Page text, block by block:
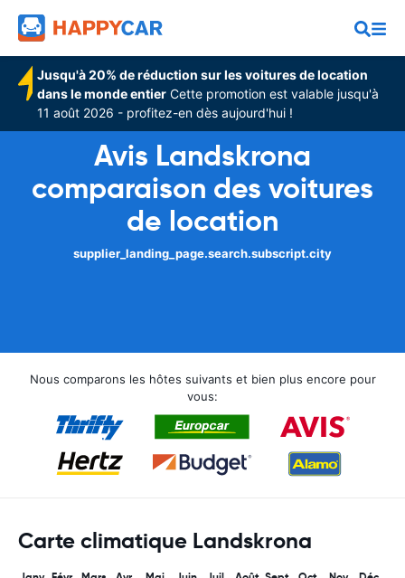
Jusqu'à 20% de réduction sur les voitures de location
dans le monde entier Cette promotion est valable jusqu'à
11 août 2026 - profitez-en dès aujourd'hui !
Avis Landskrona
comparaison des voitures
de location
supplier_landing_page.search.subscript.city
Nous comparons les hôtes suivants et bien plus encore pour
vous:
Carte climatique Landskrona